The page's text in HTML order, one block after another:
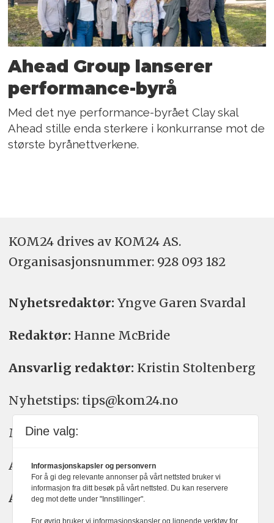
Ahead Group lanserer
performance-byrå
Med det nye performance-byrået Clay skal
Ahead stille enda sterkere i konkurranse mot de
største byrånettverkene.
KOM24 drives av KOM24 AS.
Organisasjons­nummer: 928 093 182
Nyhetsredaktør: Yngve Garen Svardal
Redaktør: Hanne McBride
Ansvarlig redaktør: Kristin Stoltenberg
Nyhetstips: tips@kom24.no
Meninger: meninger@kom24.no
Annonse: annonse@watchmedia.no
Abonnement:kom24@watchmedia.no
Dine valg:
Informasjonskapsler og personvern
For å gi deg relevante annonser på vårt nettsted bruker vi
informasjon fra ditt besøk på vårt nettsted. Du kan reservere
deg mot dette under "Innstillinger".
For øvrig bruker vi informasjonskapsler og lignende verktøy for